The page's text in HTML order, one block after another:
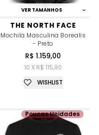
VER TAMANHOS
THE NORTH FACE
Mochila Masculina Borealis
- Preto
R$ 1.159,00
10 X R$ 115,90
WISHLIST
Poucas Unidades